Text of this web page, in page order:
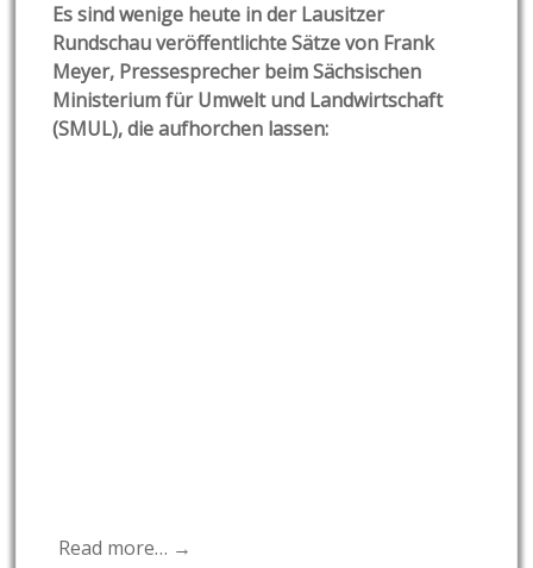
Es sind wenige heute in der Lausitzer
Rundschau veröffentlichte Sätze von Frank
Meyer, Pressesprecher beim Sächsischen
Ministerium für Umwelt und Landwirtschaft
(SMUL), die aufhorchen lassen:
Read more… →